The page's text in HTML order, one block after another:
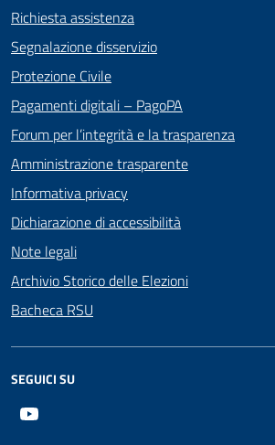
Richiesta assistenza
Segnalazione disservizio
Protezione Civile
Pagamenti digitali – PagoPA
Forum per l’integrità e la trasparenza
Amministrazione trasparente
Informativa privacy
Dichiarazione di accessibilità
Note legali
Archivio Storico delle Elezioni
Bacheca RSU
SEGUICI SU